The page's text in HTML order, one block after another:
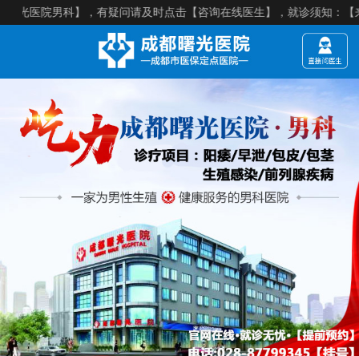
医院男科】，有疑问请及时点击【咨询在线医生】，就诊须知：【来